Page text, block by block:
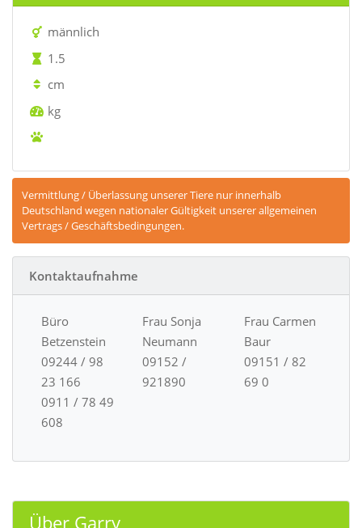
männlich
1.5
cm
kg
Vermittlung / Überlassung unserer Tiere nur innerhalb
Deutschland wegen nationaler Gültigkeit unserer allgemeinen
Vertrags / Geschäftsbedingungen.
Kontaktaufnahme
Büro
Betzenstein
09244 / 98
23 166
0911 / 78 49
608
Frau Sonja
Neumann
09152 /
921890
Frau Carmen
Baur
09151 / 82
69 0
Über Garry